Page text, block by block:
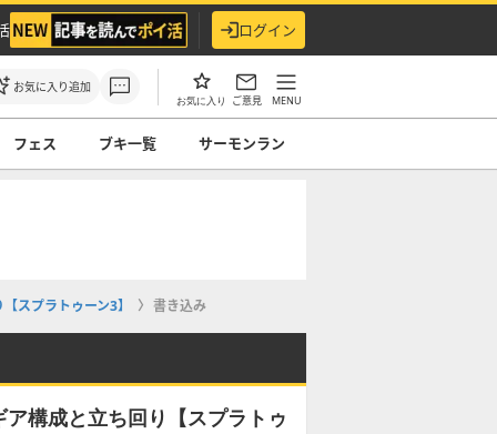
ログイン
お気に入り追加
お気に入り ご意見 MENU
フェス ブキ一覧 サーモンラン
スプラトゥーン3】 書き込み
構成と立ち回り【スプラトゥ